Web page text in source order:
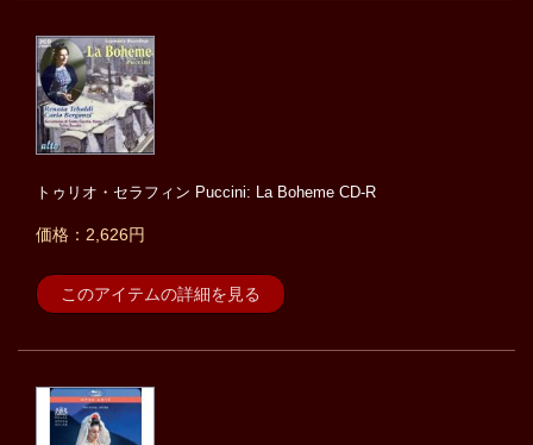
トゥリオ・セラフィン Puccini: La Boheme CD-R
価格：2,626円
このアイテムの詳細を見る